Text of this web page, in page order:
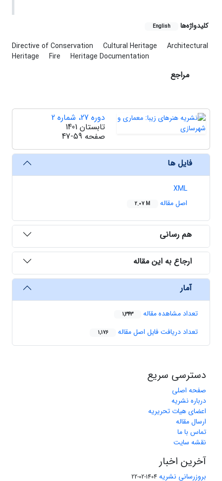
کلیدواژه‌ها English
Directive of Conservation Cultural Heritage
Architectural
Heritage
Fire Heritage Documentation
مراجع
دوره 27، شماره 2
تابستان 1401
صفحه 47-59
فایل ها
XML
اصل مقاله
2.07 M
هم رسانی
ارجاع به این مقاله
آمار
تعداد مشاهده مقاله 1,343
تعداد دریافت فایل اصل مقاله 1,176
دسترسی سریع
صفحه اصلی
درباره نشریه
اعضای هیات تحریریه
ارسال مقاله
تماس با ما
نقشه سایت
آخرین اخبار
بروزرسانی نشریه 1404-02-22